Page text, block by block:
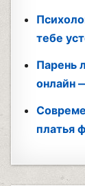
тебе
Парень
онлайн
платья